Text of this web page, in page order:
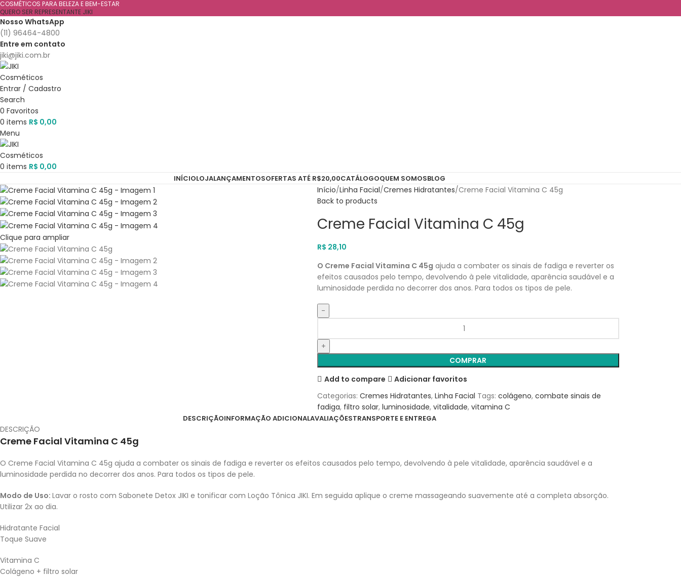
COSMÉTICOS PARA BELEZA E BEM-ESTAR
QUERO SER REPRESENTANTE JIKI
Nosso WhatsApp
(11) 96464-4800
Entre em contato
jiki@jiki.com.br
Entrar / Cadastro
Search
0 Favoritos
0 items R$ 0,00
Menu
0 items R$ 0,00
INÍCIOLOJALANÇAMENTOSOFERTAS ATÉ R$20,00CATÁLOGOQUEM SOMOSBLOG
Clique para ampliar
Início Linha Facial Cremes Hidratantes Creme Facial Vitamina C 45g
Back to products
Creme Facial Vitamina C 45g
R$ 28,10
O Creme Facial Vitamina C 45g ajuda a combater os sinais de fadiga e reverter os
efeitos causados pelo tempo, devolvendo à pele vitalidade, aparência saudável e a
luminosidade perdida no decorrer dos anos. Para todos os tipos de pele.
COMPRAR
Add to compare
Adicionar favoritos
Categorias: Cremes Hidratantes, Linha Facial Tags: colágeno, combate sinais de
fadiga, filtro solar, luminosidade, vitalidade, vitamina C
DESCRIÇÃOINFORMAÇÃO ADICIONALAVALIAÇÕESTRANSPORTE E ENTREGA
DESCRIÇÃO
Creme Facial Vitamina C 45g
O Creme Facial Vitamina C 45g ajuda a combater os sinais de fadiga e reverter os efeitos causados pelo tempo, devolvendo à pele vitalidade, aparência saudável e a
luminosidade perdida no decorrer dos anos. Para todos os tipos de pele.
Modo de Uso: Lavar o rosto com Sabonete Detox JIKI e tonificar com Loção Tônica JIKI. Em seguida aplique o creme massageando suavemente até a completa absorção.
Utilizar 2x ao dia.
Hidratante Facial
Toque Suave
Vitamina C
Colágeno + filtro solar